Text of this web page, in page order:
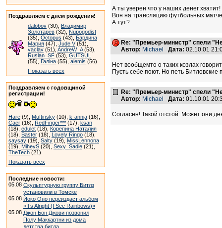
Поздравляем с днем рождения!
dalobov (30), Владимир
Золотарёв (32), Nupogodist
(35), Octopus (43), Бардина
Мария (47), Jude V(51),
vaclav (51), AndreW_A(53),
Ruslan_SF (53), GUTSUL
(55), Галіна (55), alemis (56)
Показать всех
Поздравляем с годовщиной
регистрации!
Hare (9), Muftinsky (10), k-annja (16),
Caer (16), RedFinger*** (17), ksan
(18), edulet (18), Корепина Наталия
(18), Baster (18), Lovely Ringo (18),
saysay (19), Salty (19), MissLennona
(19), MiheyS (20), Sexy_Sadie (21),
TheTech (21)
Показать всех
Последние новости:
05.08 Скульптурную группу Битлз
установили в Томске
05.08 Йоко Оно переиздаст альбом
«It’s Alright (I See Rainbows)»
05.08 Джон Бон Джови позвонил
Полу Маккартни из дома
детства битла
А ты уверен что у наших денег хватит!
Вон на трансляцию футбольных
А тут?
Re: "Премьер-министр" спели
Автор: Michael Дата: 02.10.01
Нет вообщемто о таких козлах
Пусть себе поют. Но петь Битловские
Re: "Премьер-министр" спели
Автор: Michael Дата: 01.10.01
Согласен! Такой отстой. Может они